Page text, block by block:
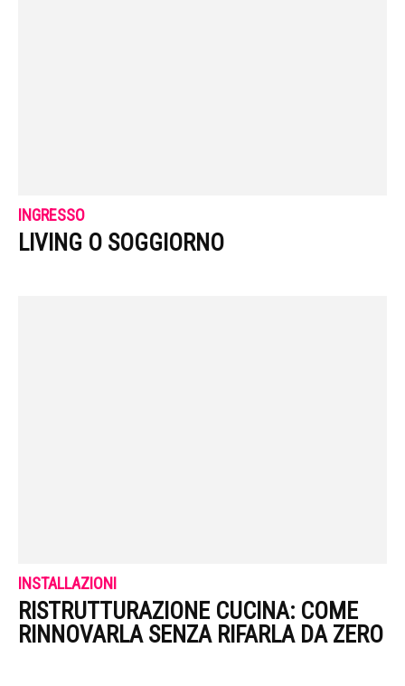
INGRESSO
LIVING O SOGGIORNO
INSTALLAZIONI
RISTRUTTURAZIONE CUCINA: COME
RINNOVARLA SENZA RIFARLA DA ZERO